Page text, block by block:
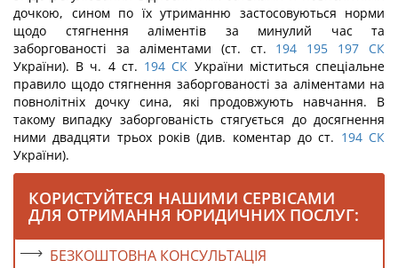
дочкою, сином по їх утриманню застосовуються норми
щодо стягнення аліментів за минулий час та
заборгованості за аліментами (ст. ст. 194 195 197 СК
України). В ч. 4 ст. 194 СК України міститься спеціальне
правило щодо стягнення заборгованості за аліментами на
повнолітніх дочку сина, які продовжують навчання. В
такому випадку заборгованість стягується до досягнення
ними двадцяти трьох років (див. коментар до ст. 194 СК
України).
КОРИСТУЙТЕСЯ НАШИМИ СЕРВІСАМИ
ДЛЯ ОТРИМАННЯ ЮРИДИЧНИХ ПОСЛУГ:
БЕЗКОШТОВНА КОНСУЛЬТАЦІЯ